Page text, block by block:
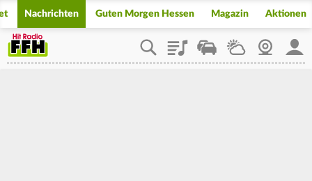
Nachrichten Guten Morgen Hessen Magazin Aktionen
PlaylistStaupilotWetterWebcam